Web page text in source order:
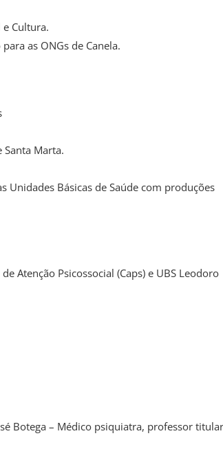
e Cultura.
as ONGs de Canela.
Santa Marta.
Unidades Básicas de Saúde com produções
Atenção Psicossocial (Caps) e UBS Leodoro
Botega – Médico psiquiatra, professor